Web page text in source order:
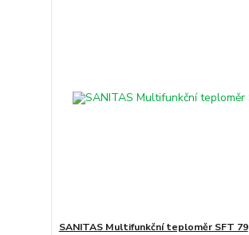
SANITAS Multifunkční teploměr SFT 79